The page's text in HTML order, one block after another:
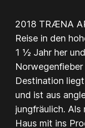
2018 TRÆNA
Reise in den
1 ½ Jahr her
Norwegenfieber
Destination
und ist aus
jungfräulich. Als
Haus mit ins